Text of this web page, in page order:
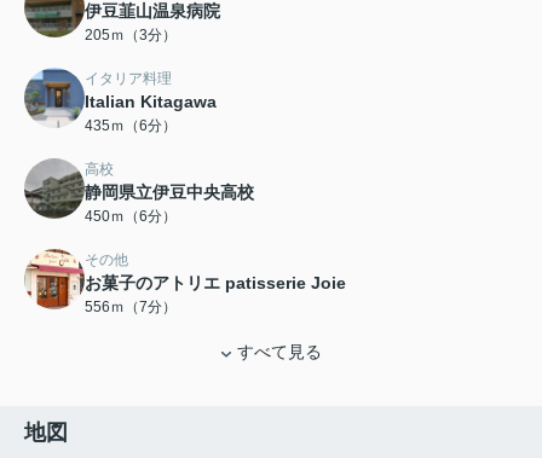
伊豆韮山温泉病院
205ｍ（3分）
イタリア料理
Italian Kitagawa
435ｍ（6分）
高校
静岡県立伊豆中央高校
450ｍ（6分）
その他
お菓子のアトリエ patisserie Joie
556ｍ（7分）
すべて見る
地図